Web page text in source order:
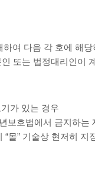
여 다음 각 호에 해
또는 법정대리인이
가 있는 경우
보호법에서 금지하는
몰” 기술상 현저히 지